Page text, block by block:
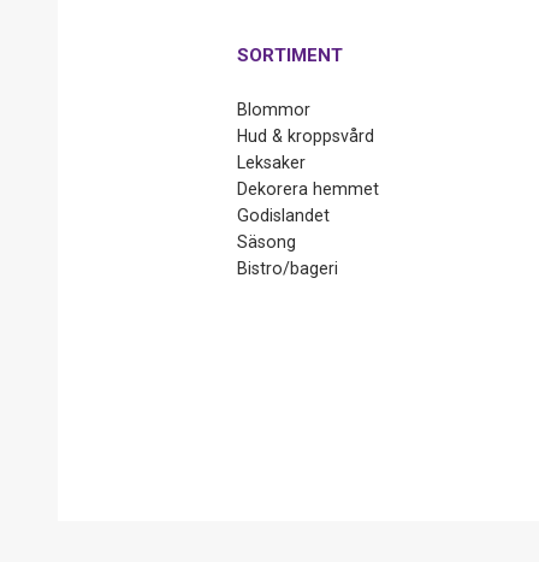
SORTIMENT
Blommor
Hud & kroppsvård
Leksaker
Dekorera hemmet
Godislandet
Säsong
Bistro/bageri